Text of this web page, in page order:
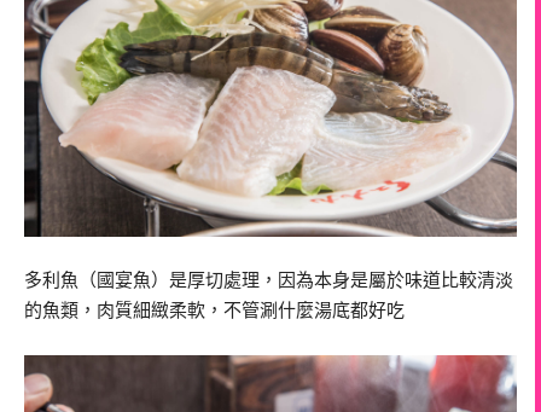
多利魚（國宴魚）是厚切處理，因為本身是屬於味道比較清淡
的魚類，肉質細緻柔軟，不管涮什麼湯底都好吃